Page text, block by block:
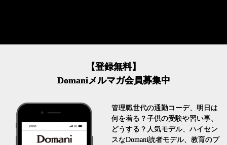
【登録無料】
Domaniメルマガ会員募集中
管理職世代の通勤コーデ、明日は
何を着る？子供の受験や習い事、
どうする？人気モデル、ハイセン
スなDomani読者モデル、教育のプ